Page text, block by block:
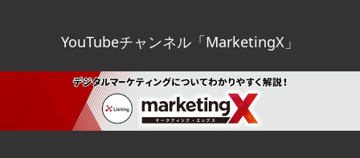
YouTubeチャンネル「MarketingX」